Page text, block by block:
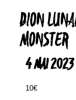
DION
MONSTER
4 MAI
10€